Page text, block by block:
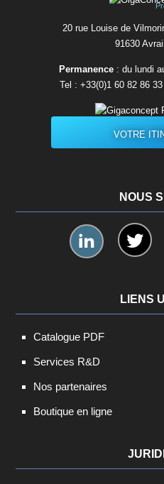
20 rue Louise de
91630
Permanence : du lundi
Tel : +33(0)1 60 82 86 33
VOTRE
NOUS
LIENS
Catalogue PDF
Services R&D
Nos partenaires
Boutique en ligne